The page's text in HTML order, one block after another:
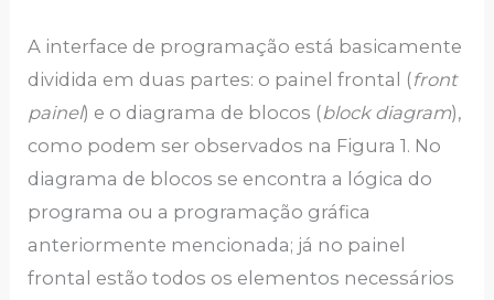
A interface de programação está basicamente
dividida em duas partes: o painel frontal (front
painel) e o diagrama de blocos (block diagram),
como podem ser observados na Figura 1. No
diagrama de blocos se encontra a lógica do
programa ou a programação gráfica
anteriormente mencionada; já no painel
frontal estão todos os elementos necessários